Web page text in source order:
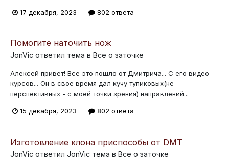
17 декабря, 2023 802 ответа
Помогите наточить нож
JonVic ответил тема в Все о заточке
Алексей привет! Все это пошло от Дмитрича... С его видео-
курсов... Он в свое время дал кучу тупиковых(не
перспективных - с моей точки зрения) направлений...
15 декабря, 2023 802 ответа
Изготовление клона приспособы от DMT
JonVic ответил JonVic тема в Все о заточке